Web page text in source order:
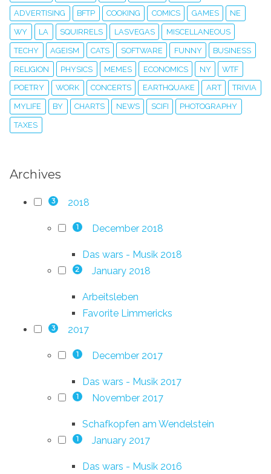
ADVERTISING BFTP COOKING COMICS GAMES NE
WY LA SQUIRRELS LASVEGAS MISCELLANEOUS
TECHY AGEISM CATS SOFTWARE FUNNY BUSINESS
RELIGION PHYSICS MEMES ECONOMICS NY WTF
POETRY WORK CONCERTS EARTHQUAKE ART TRIVIA
MYLIFE BY CHARTS NEWS SCIFI PHOTOGRAPHY
TAXES
Archives
3 2018
1 December 2018
Das wars - Musik 2018
2 January 2018
Arbeitsleben
Favorite Limmericks
3 2017
1 December 2017
Das wars - Musik 2017
1 November 2017
Schafkopfen am Wendelstein
1 January 2017
Das wars - Musik 2016